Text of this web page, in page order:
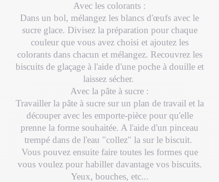
Avec les colorants :
Dans un bol, mélangez les blancs d'œufs avec le
sucre glace. Divisez la préparation pour chaque
couleur que vous avez choisi et ajoutez les
colorants dans chacun et mélangez. Recouvrez les
biscuits de glaçage à l'aide d'une poche à douille et
laissez sécher.
Avec la pâte à sucre :
Travailler la pâte à sucre sur un plan de travail et la
découper avec les emporte-pièce pour qu'elle
prenne la forme souhaitée. A l'aide d'un pinceau
trempé dans de l'eau "collez" la sur le biscuit.
Vous pouvez ensuite faire toutes les formes que
vous voulez pour habiller davantage vos biscuits.
Yeux, bouches, etc...